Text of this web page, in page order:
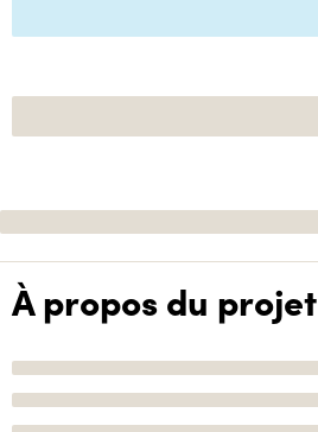
À propos du projet